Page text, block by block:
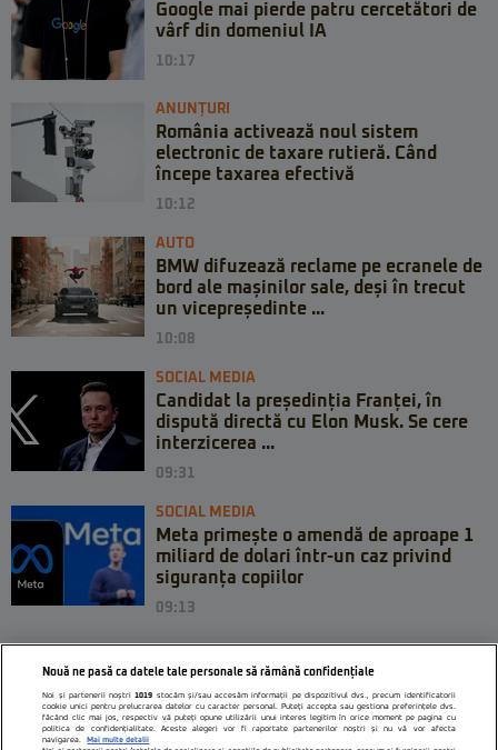
Google mai pierde patru cercetători de
vârf din domeniul IA
10:17
ANUNȚURI
România activează noul sistem
electronic de taxare rutieră. Când
începe taxarea efectivă
10:12
AUTO
BMW difuzează reclame pe ecranele de
bord ale mașinilor sale, deși în trecut
un vicepreședinte ...
10:08
SOCIAL MEDIA
Candidat la președinția Franței, în
dispută directă cu Elon Musk. Se cere
interzicerea ...
09:31
SOCIAL MEDIA
Meta primește o amendă de aproape 1
miliard de dolari într-un caz privind
siguranța copiilor
09:13
Nouă ne pasă ca datele tale personale să rămână confidențiale
Noi și partenerii noștri1019 stocăm și/sau accesăm informații pe dispozitivul dvs., precum identificatorii
cookie unici pentru prelucrarea datelor cu caracter personal. Puteți accepta sau gestiona preferințele dvs.
făcând clic mai jos, respectiv vă puteți opune utilizării unui interes legitim în orice moment pe pagina cu
politica de confidențialitate. Aceste alegeri vor fi raportate partenerilor noștri și nu vă vor afecta
navigarea.
Mai multe detalii